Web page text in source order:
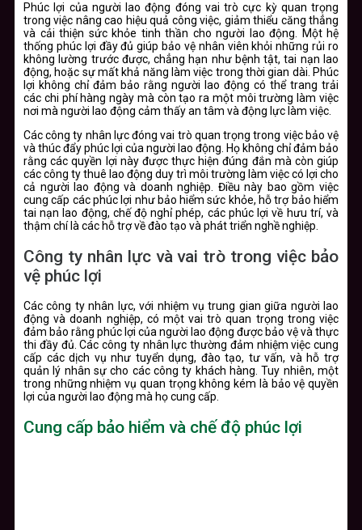
Phúc lợi của người lao động đóng vai trò cực kỳ quan trọng
trong việc nâng cao hiệu quả công việc, giảm thiểu căng thẳng
và cải thiện sức khỏe tinh thần cho người lao động. Một hệ
thống phúc lợi đầy đủ giúp bảo vệ nhân viên khỏi những rủi ro
không lường trước được, chẳng hạn như bệnh tật, tai nạn lao
động, hoặc sự mất khả năng làm việc trong thời gian dài. Phúc
lợi không chỉ đảm bảo rằng người lao động có thể trang trải
các chi phí hàng ngày mà còn tạo ra một môi trường làm việc
nơi mà người lao động cảm thấy an tâm và động lực làm việc.
Các công ty nhân lực đóng vai trò quan trọng trong việc bảo vệ
và thúc đẩy phúc lợi của người lao động. Họ không chỉ đảm bảo
rằng các quyền lợi này được thực hiện đúng đắn mà còn giúp
các công ty thuê lao động duy trì môi trường làm việc có lợi cho
cả người lao động và doanh nghiệp. Điều này bao gồm việc
cung cấp các phúc lợi như bảo hiểm sức khỏe, hỗ trợ bảo hiểm
tai nạn lao động, chế độ nghỉ phép, các phúc lợi về hưu trí, và
thậm chí là các hỗ trợ về đào tạo và phát triển nghề nghiệp.
Công ty nhân lực và vai trò trong việc bảo
vệ phúc lợi
Các công ty nhân lực, với nhiệm vụ trung gian giữa người lao
động và doanh nghiệp, có một vai trò quan trọng trong việc
đảm bảo rằng phúc lợi của người lao động được bảo vệ và thực
thi đầy đủ. Các công ty nhân lực thường đảm nhiệm việc cung
cấp các dịch vụ như tuyển dụng, đào tạo, tư vấn, và hỗ trợ
quản lý nhân sự cho các công ty khách hàng. Tuy nhiên, một
trong những nhiệm vụ quan trọng không kém là bảo vệ quyền
lợi của người lao động mà họ cung cấp.
Cung cấp bảo hiểm và chế độ phúc lợi